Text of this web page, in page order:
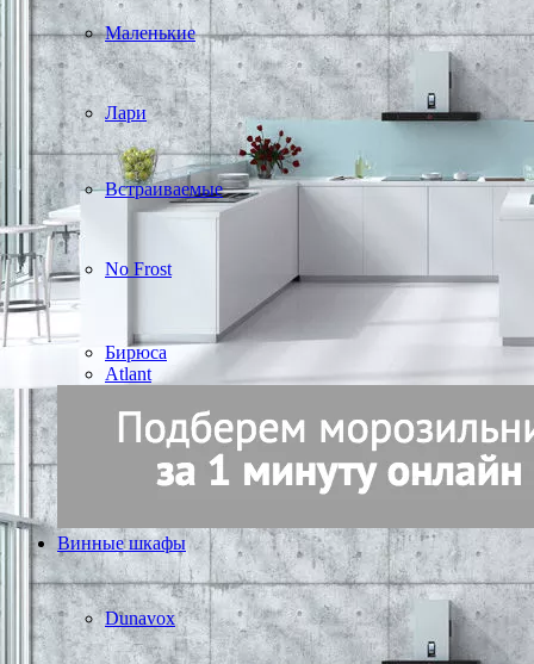
Маленькие
Лари
Встраиваемые
No Frost
Бирюса
Atlant
Винные шкафы
Dunavox